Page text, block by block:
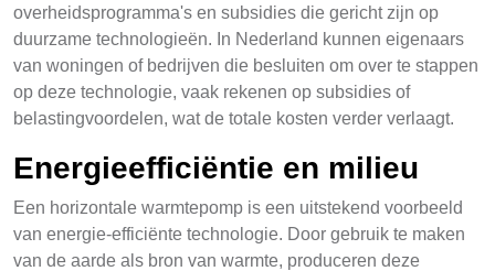
overheidsprogramma's en subsidies die gericht zijn op
duurzame technologieën. In Nederland kunnen eigenaars
van woningen of bedrijven die besluiten om over te stappen
op deze technologie, vaak rekenen op subsidies of
belastingvoordelen, wat de totale kosten verder verlaagt.
Energieefficiëntie en milieu
Een horizontale warmtepomp is een uitstekend voorbeeld
van energie-efficiënte technologie. Door gebruik te maken
van de aarde als bron van warmte, produceren deze